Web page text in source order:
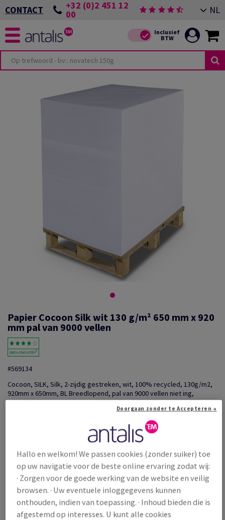
CONTACT +32 (0)2 451 12
00 NL
Papier Cocoon Silk wit 130 g/m² 650 mm x 920
mm pal van 9000 vellen
#569134
Cocoon, SILK, Silk, 2-zijdig gestreken, wit, 100% recycled, 130g/m2,
920mm x 650mm, BL Breedlopend, pal van 9000 vellen niet ing,
strookjes per 250, FSC Recycled Credit
Promotie: Voorraad liquidatie: Onklopbare prijzen op e...
Prijs incl. BTW
€ 136,39
/ 1 000 Vel
(77,7 kg )
BEPERKTE VOORRAAD
Hallo en welkom! We passen cookies (zonder suiker) toe
op uw navigatie voor de beste online ervaring zodat wij:
· Zorgen voor de goede werking van de website en veilig
browsen. · Uw eventuele inloggegevens kunnen
onthouden, indien van toepassing. · Inhoud bieden die is
afgestemd op interesses. U kunt alle cookies
Doorgaan zonder te Accepteren →